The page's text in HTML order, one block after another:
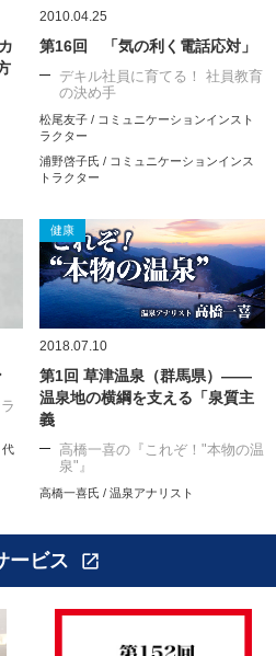
2010.04.25
第16回 「気の利く電話応対」
デキル社員に育てる！ 社員教育
の決め手
松尾友子 / コミュニケーションインスト
ラクター
浦野啓子氏 / コミュニケーションインス
トラクター
代
健康
2018.07.10
第1回 草津温泉（群馬県）――
温泉地の横綱を支える「泉質主
義
高橋一喜の『これぞ！"本物の温
泉"』
高橋一喜氏 / 温泉アナリスト
ービス open_in_new